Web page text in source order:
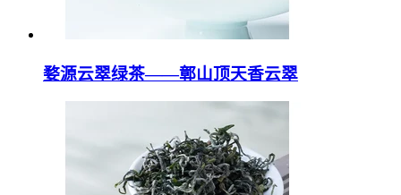
婺源云翠绿茶——鄣山顶天香云翠